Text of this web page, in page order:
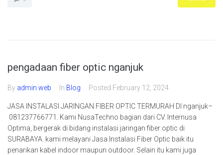
pengadaan fiber optic nganjuk
By admin web In Blog Posted February 12, 2024
JASA INSTALASI JARINGAN FIBER OPTIC TERMURAH DI nganjuk–
081237766771. Kami NusaTechno bagian dari CV. Internusa
Optima, bergerak di bidang instalasi jaringan fiber optic di
SURABAYA. kami melayani Jasa Instalasi Fiber Optic baik itu
penarikan kabel indoor maupun outdoor. Selain itu kami juga